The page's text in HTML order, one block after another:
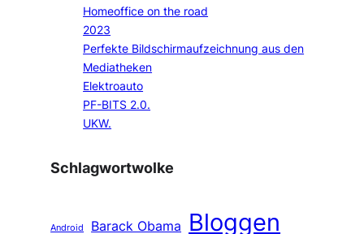
Homeoffice on the road
2023
Perfekte Bildschirmaufzeichnung aus den
Mediatheken
Elektroauto
PF-BITS 2.0.
UKW.
Schlagwortwolke
Android Barack Obama Bloggen